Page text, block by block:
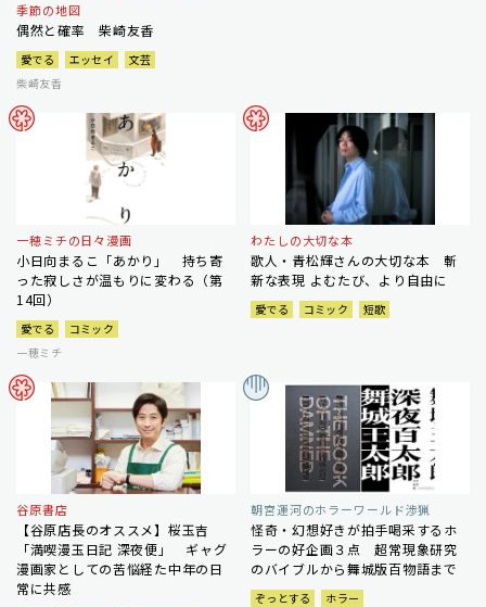
季節の地図
偶然と確率 柴崎友香
愛でる エッセイ
文芸
柴崎友香
一穂ミチの日々漫画
小日向まるこ「あかり」 持ち寄
った寂しさが温もりに変わる（第
14回）
愛でる
コミック
一穂ミチ
わたしの大切な本
歌人・青松輝さんの大切な本 斬
新な表現 よむたび、より自由に
愛でる コミック 短歌
谷原書店
【谷原店長のオススメ】桜玉吉
「満喫漫玉日記 深夜便」 ギャグ
漫画家としての苦悩経た中年の日
常に共感
朝宮運河のホラーワールド渉猟
怪奇・幻想好きが拍手喝采するホ
ラーの好企画３点 超常現象研究
のバイブルから舞城版百物語まで
ぞっとする
ホラー